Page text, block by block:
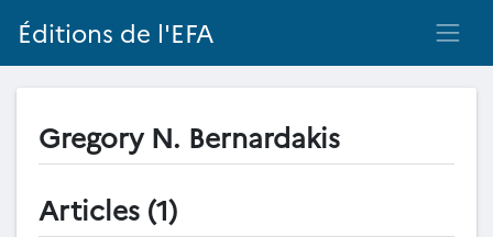
Éditions de l'EFA
Gregory N. Bernardakis
Articles (1)